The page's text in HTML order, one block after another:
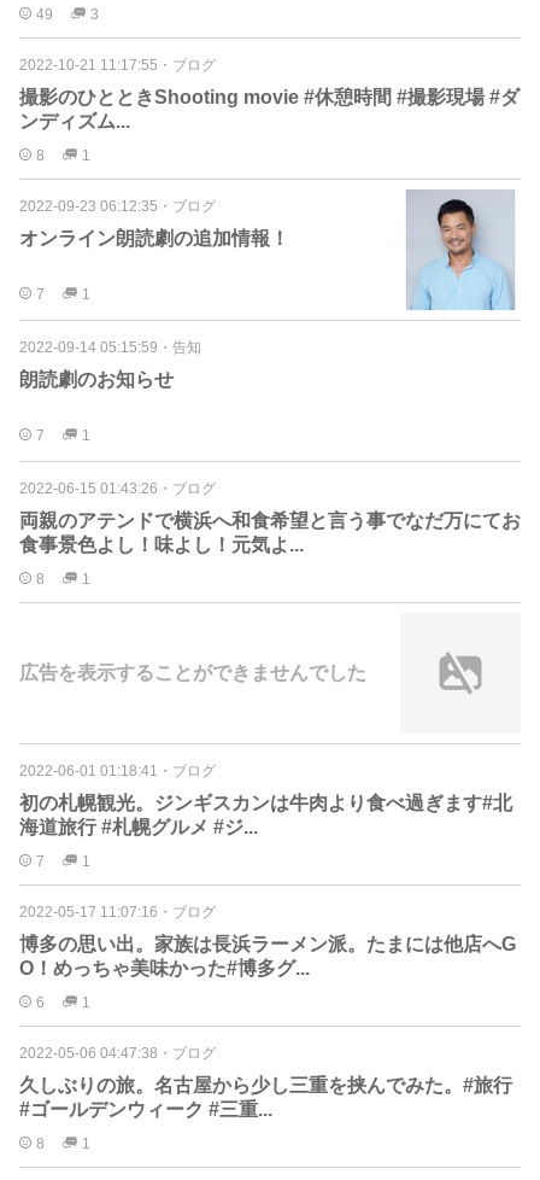
49 3
2022-10-21 11:17:55 ・ ブログ
撮影のひとときShooting movie #休憩時間 #撮影現場 #ダ
ンディズム...
8 1
2022-09-23 06:12:35 ・ ブログ
オンライン朗読劇の追加情報！
7 1
2022-09-14 05:15:59 ・ 告知
朗読劇のお知らせ
7 1
2022-06-15 01:43:26 ・ ブログ
両親のアテンドで横浜へ和食希望と言う事でなだ万にてお
食事景色よし！味よし！元気よ...
8 1
広告を表示することができませんでした
2022-06-01 01:18:41 ・ ブログ
初の札幌観光。ジンギスカンは牛肉より食べ過ぎます#北
海道旅行 #札幌グルメ #ジ...
7 1
2022-05-17 11:07:16 ・ ブログ
博多の思い出。家族は長浜ラーメン派。たまには他店へG
O！めっちゃ美味かった#博多グ...
6 1
2022-05-06 04:47:38 ・ ブログ
久しぶりの旅。名古屋から少し三重を挟んでみた。#旅行
#ゴールデンウィーク #三重...
8 1